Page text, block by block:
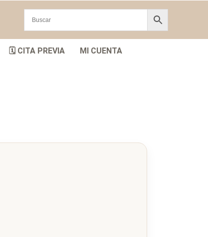
🗓️ CITA PREVIA
MI CUENTA